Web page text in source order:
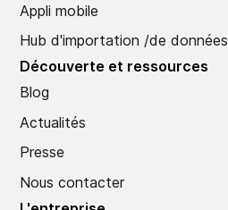
Appli mobile
Hub d'importation /de données
Découverte et ressources
Blog
Actualités
Presse
Nous contacter